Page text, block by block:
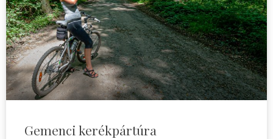
Gemenci kerékpártúra